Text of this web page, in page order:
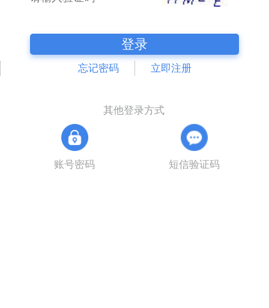
登录
忘记密码 立即注册
其他登录方式
账号密码 短信验证码